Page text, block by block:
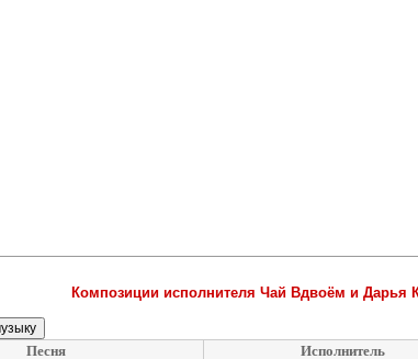
Композиции исполнителя Чай Вдвоём и Дарья
Песня Исполнитель